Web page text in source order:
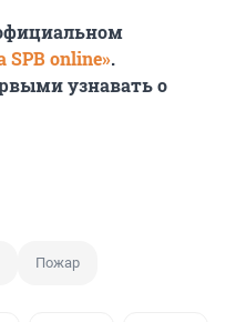
SPB online».
узнавать о
Пожар